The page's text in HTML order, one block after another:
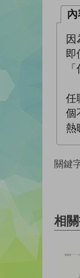
即
任
個
熱
關鍵
相